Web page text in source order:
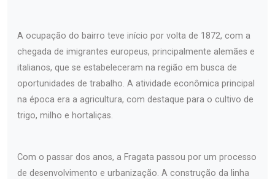
A ocupação do bairro teve início por volta de 1872, com a
chegada de imigrantes europeus, principalmente alemães e
italianos, que se estabeleceram na região em busca de
oportunidades de trabalho. A atividade econômica principal
na época era a agricultura, com destaque para o cultivo de
trigo, milho e hortaliças.
Com o passar dos anos, a Fragata passou por um processo
de desenvolvimento e urbanização. A construção da linha